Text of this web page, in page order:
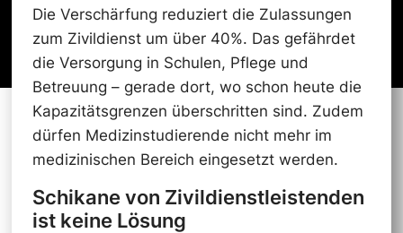
Die Verschärfung reduziert die Zulassungen
zum Zivildienst um über 40%. Das gefährdet
die Versorgung in Schulen, Pflege und
Betreuung – gerade dort, wo schon heute die
Kapazitätsgrenzen überschritten sind. Zudem
dürfen Medizinstudierende nicht mehr im
medizinischen Bereich eingesetzt werden.
Schikane von Zivildienstleistenden
ist keine Lösung